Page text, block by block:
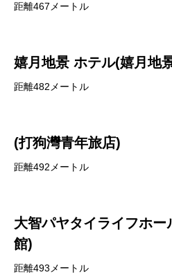
距離467メートル
嬉月地景 ホテル(嬉月地
距離482メートル
(打狗灣青年旅店)
距離492メートル
大智パヤタイライフホ
館)
距離493メートル